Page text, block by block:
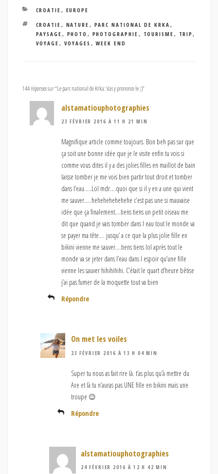
CATÉGORIES
CROATIE , EUROPE
ÉTIQUETTES
CROATIE , NATURE , PARC NATIONAL DE KRKA ,
PAYSAGE , PHOTO , PHOTOGRAPHIE , TOURISME , TRIP ,
VOYAGE , VOYAGES ,WEEK END
144 réponses sur “Le parc national de Krka: Vas y prononce le ;)”
alstamatiouphotographies
23 FÉVRIER 2016 À 11 H 21 MIN
Magnifique article comme toujours. Bon beh pas sur que
ça soit une bonne idée que je le visite enfin tu vois si
comme vous dites il y a des jolies filles en maillot de bain
laisse tomber je me vois bien partir tout droit et tomber
dans l’eau…..Lol mdr….quoi que si il y en a une qui vient
me sauver…..hehehehehehehe c’est pas une si mauvaise
idée que ça finalement….tiens tiens un petit oiseau me
dit que quand je vais tomber dans l eau tout le monde va
se payer ma tête…. jusqu’ a ce que la plus jolie fille en
bikini vienne me sauver….tiens tiens lol après tout le
monde va se jeter dans l’eau dans l espoir qu’une fille
vienne les sauver hihihihihi. C’était le quart d’heure bêtise
j’ai pas fumer de la moquette tout va bien
Répondre
On met les voiles
23 FÉVRIER 2016 À 13 H 04 MIN
Super tu nous as fait rire là. t’as plus qu’à mettre du
Axe et là tu n’auras pas UNE fille en bikini mais une
troupe 😉
Répondre
alstamatiouphotographies
24 FÉVRIER 2016 À 12 H 42 MIN